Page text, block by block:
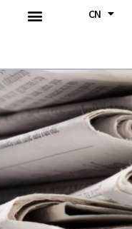
CN
BM